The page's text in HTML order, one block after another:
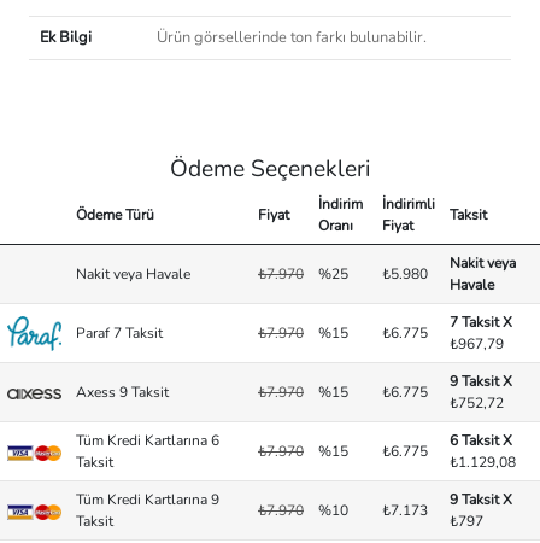
Ek Bilgi
Ürün görsellerinde ton farkı bulunabilir.
Ödeme Seçenekleri
Ödeme Türü Fiyat
İndirim
Oranı
İndirimli
Fiyat
Taksit
Nakit veya Havale ₺7.970 %25 ₺5.980
Nakit veya
Havale
Paraf 7 Taksit ₺7.970 %15 ₺6.775
7 Taksit X
₺967,79
Axess 9 Taksit ₺7.970 %15 ₺6.775
9 Taksit X
₺752,72
Tüm Kredi Kartlarına 6
Taksit
₺7.970 %15 ₺6.775
6 Taksit X
₺1.129,08
Tüm Kredi Kartlarına 9
Taksit
₺7.970 %10 ₺7.173
9 Taksit X
₺797